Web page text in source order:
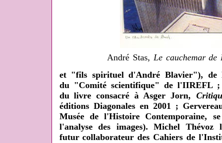
André Stas, Le cauchemar de
et "fils spirituel d'André Blavier"), de
du "Comité scientifique" de l'IIREFL ;
du livre consacré à Asger Jorn,
éditions Diagonales en 2001 ;
Musée de l'Histoire Contemporaine,
l'analyse des images). Michel Thévoz
futur collaborateur des Cahiers de